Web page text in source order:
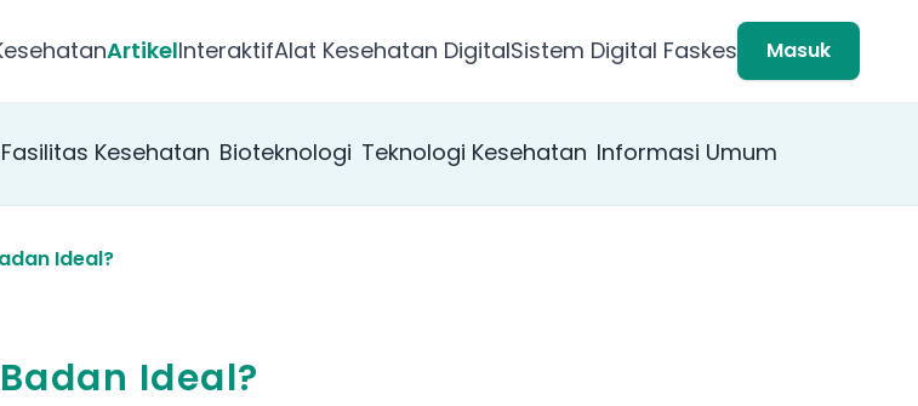
ArtikelInteraktifAlat Kesehatan DigitalSistem Digital Faskes Masuk
Fasilitas Kesehatan Bioteknologi Teknologi Kesehatan Informasi Umum
Ideal?
Ideal?